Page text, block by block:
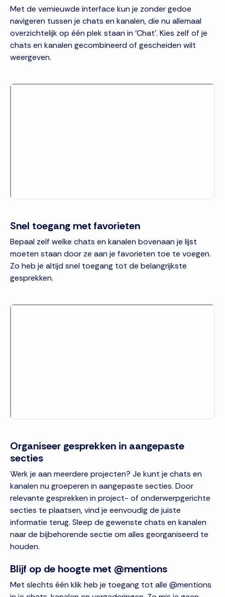
Met de vernieuwde interface kun je zonder gedoe
navigeren tussen je chats en kanalen, die nu allemaal
overzichtelijk op één plek staan in ‘Chat’. Kies zelf of je
chats en kanalen gecombineerd of gescheiden wilt
weergeven.
Snel toegang met favorieten
Bepaal zelf welke chats en kanalen bovenaan je lijst
moeten staan door ze aan je favorieten toe te voegen.
Zo heb je altijd snel toegang tot de belangrijkste
gesprekken.
Organiseer gesprekken in aangepaste
secties
Werk je aan meerdere projecten? Je kunt je chats en
kanalen nu groeperen in aangepaste secties. Door
relevante gesprekken in project- of onderwerpgerichte
secties te plaatsen, vind je eenvoudig de juiste
informatie terug. Sleep de gewenste chats en kanalen
naar de bijbehorende sectie om alles georganiseerd te
houden.
Blijf op de hoogte met @mentions
Met slechts één klik heb je toegang tot alle @mentions